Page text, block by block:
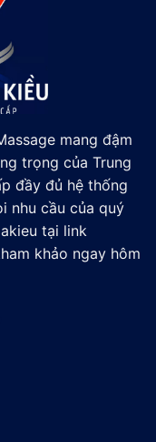
mang đậm
trọng của Trung
đầy đủ hệ thống
nhu cầu của quý
tại link
khảo ngay hôm